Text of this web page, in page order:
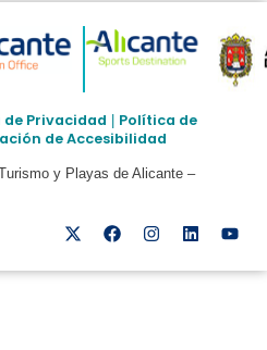
de Privacidad
Política de
de Accesibilidad
y Playas de Alicante –